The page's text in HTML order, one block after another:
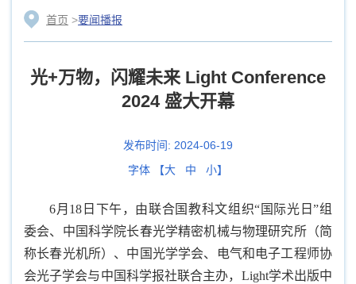
首页 >要闻播报
光+万物，闪耀未来 Light Conference
2024 盛大开幕
发布时间: 2024-06-19
字体 【大 中 小】
6月18日下午，由联合国教科文组织“国际光日”组
委会、中国科学院长春光学精密机械与物理研究所（简
称长春光机所）、中国光学学会、电气和电子工程师协
会光子学会与中国科学报社联合主办，Light学术出版中